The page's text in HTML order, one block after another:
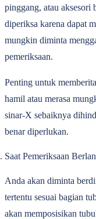
pinggang, atau aksesori
diperiksa karena dapat
mungkin diminta
pemeriksaan.
Penting untuk
hamil atau merasa
sinar-X sebaiknya
benar diperlukan.
Saat Pemeriksaan
Anda akan diminta
tertentu sesuai bagian
akan memposisikan